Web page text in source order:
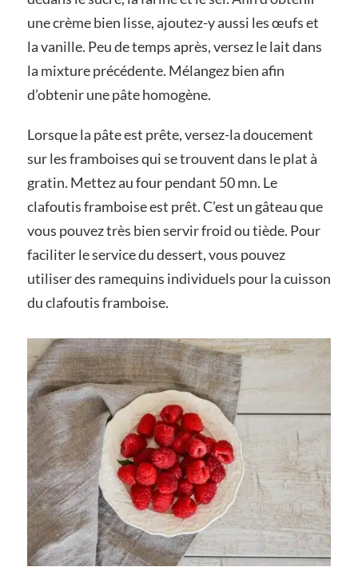
une crème bien lisse, ajoutez-y aussi les œufs et
la vanille. Peu de temps après, versez le lait dans
la mixture précédente. Mélangez bien afin
d’obtenir une pâte homogène.
Lorsque la pâte est prête, versez-la doucement
sur les framboises qui se trouvent dans le plat à
gratin. Mettez au four pendant 50 mn. Le
clafoutis framboise est prêt. C’est un gâteau que
vous pouvez très bien servir froid ou tiède. Pour
faciliter le service du dessert, vous pouvez
utiliser des ramequins individuels pour la cuisson
du clafoutis framboise.